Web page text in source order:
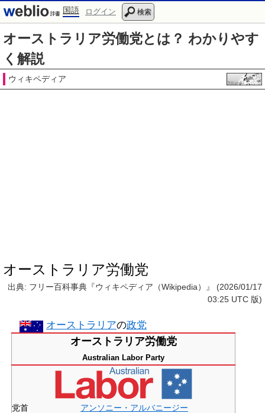
国語 ログイン 検索
オーストラリア労働党とは？ わかりやす
く解説
ウィキペディア
オーストラリア労働党
出典: フリー百科事典『ウィキペディア（Wikipedia）』 (2026/01/17
03:25 UTC 版)
オーストラリアの政党
オーストラリア労働党
Australian Labor Party
党首
アンソニー・アルバニージー